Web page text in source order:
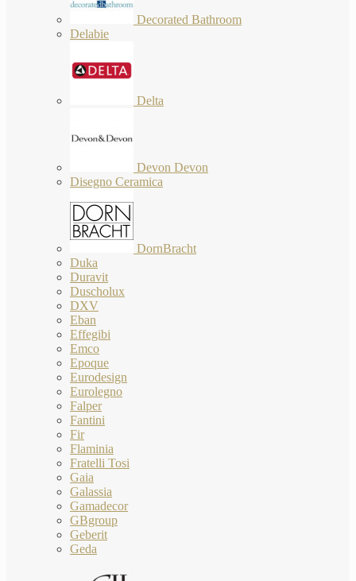
Decorated Bathroom
Delabie
Delta
Devon Devon
Disegno Ceramica
DornBracht
Duka
Duravit
Duscholux
DXV
Eban
Effegibi
Emco
Epoque
Eurodesign
Eurolegno
Falper
Fantini
Fir
Flaminia
Fratelli Tosi
Gaia
Galassia
Gamadecor
GBgroup
Geberit
Geda